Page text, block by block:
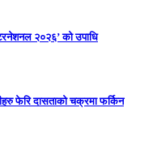
२०२६’ को उपाधि
फेरि दासताको चक्रमा फर्किन